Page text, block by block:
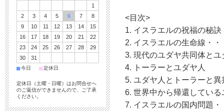
<目次>
1. イスラエルの祝福の秘
2. イスラエルの生命線・・
3. 現代のユダヤ共同体とユ
4. トーラーとユダヤ人
5. ユダヤ人とトーラーと
6. 世界中から帰還してい
7. イスラエルの国内問題
1
2
3 4 5 6 7
8
9
10 11 12 13 14
15
16
17 18 19 20 21
22
23
24 25 26 27 28
29
30
31
■今日 ■定休日
定休日（土曜・日曜）はお問合せへ
のご返信ができませんので、ご了承
ください。